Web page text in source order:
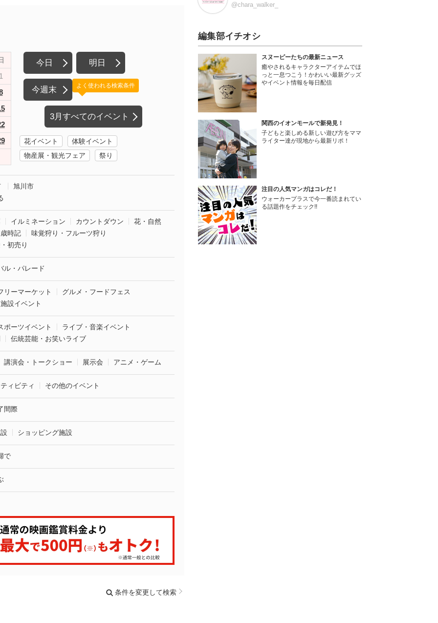
今日 明日
今週末
3月すべてのイベント
よく使われる検索条件
花イベント
体験イベント
物産展・観光フェア
祭り
旭川市
イルミネーション カウントダウン
花・自然
時記
味覚狩り・フルーツ狩り
初売り
ル・パレード
リーマーケット
グルメ・フードフェス
設イベント
ポーツイベント
ライブ・音楽イベント
伝統芸能・お笑いライブ
講演会・トークショー 展示会 アニメ・ゲーム
ィビティ その他のイベント
間際
ショッピング施設
で
条件を変更して検索
@chara_walker_
編集部イチオシ
スヌーピーたちの最新ニュース
癒やされるキャラクターアイテムでほ
っと一息つこう！かわいい最新グッズ
やイベント情報を毎日配信
関西のイオンモールで新発見！
子どもと楽しめる新しい遊び方をママ
ライター達が現地から最新リポ！
注目の人気マンガはコレだ！
ウォーカープラスで今一番読まれてい
る話題作をチェック!!